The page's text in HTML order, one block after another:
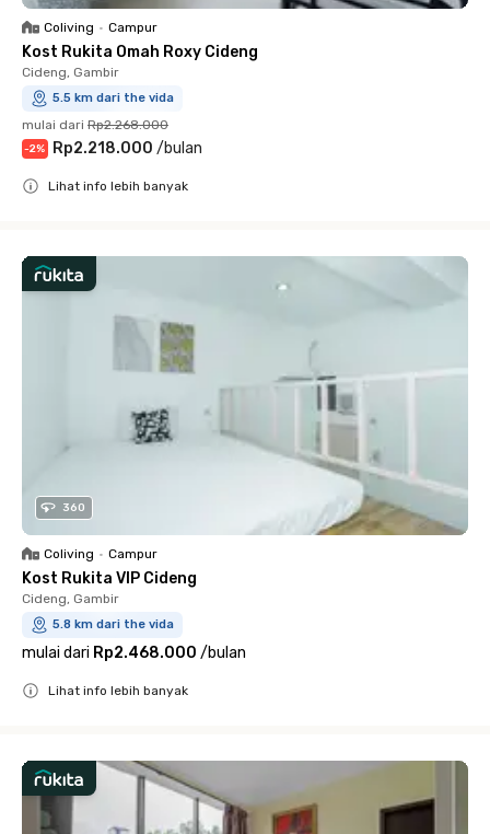
Coliving • Campur
Kost Rukita Omah Roxy Cideng
Cideng, Gambir
5.5 km dari the vida
mulai dari Rp2.268.000
-2% Rp2.218.000 /bulan
Lihat info lebih banyak
360
Coliving • Campur
Kost Rukita VIP Cideng
Cideng, Gambir
5.8 km dari the vida
mulai dari Rp2.468.000 /bulan
Lihat info lebih banyak